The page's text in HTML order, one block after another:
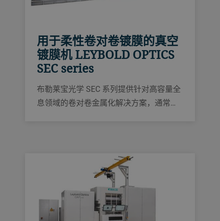
用于柔性卷对卷镀膜的真空
镀膜机 LEYBOLD OPTICS
SEC series
布勒莱宝光学 SEC 系列提供针对高容量全
息领域的卷对卷金属化解决方案，通常用